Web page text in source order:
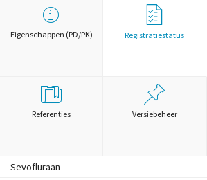
Eigenschappen (PD/PK) Registratiestatus
Referenties Versiebeheer
Sevofluraan